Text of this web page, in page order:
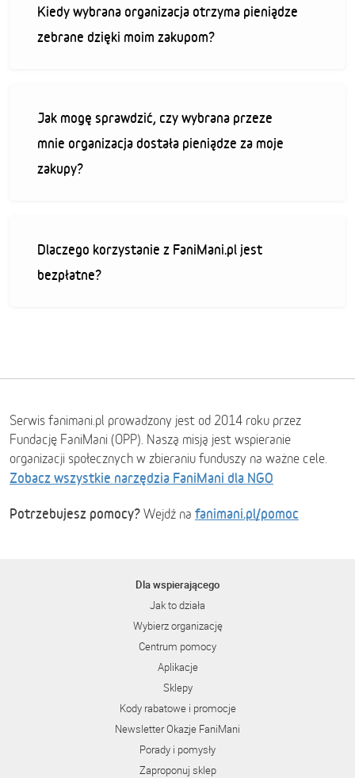
Kiedy wybrana organizacja otrzyma pieniądze
zebrane dzięki moim zakupom?
Jak mogę sprawdzić, czy wybrana przeze
mnie organizacja dostała pieniądze za moje
zakupy?
Dlaczego korzystanie z FaniMani.pl jest
bezpłatne?
Serwis fanimani.pl prowadzony jest od 2014 roku przez
Fundację FaniMani (OPP). Naszą misją jest wspieranie
organizacji społecznych w zbieraniu funduszy na ważne cele.
Zobacz wszystkie narzędzia FaniMani dla NGO
Potrzebujesz pomocy? Wejdź na fanimani.pl/pomoc
Dla wspierającego
Jak to działa
Wybierz organizację
Centrum pomocy
Aplikacje
Sklepy
Kody rabatowe i promocje
Newsletter Okazje FaniMani
Porady i pomysły
Zaproponuj sklep